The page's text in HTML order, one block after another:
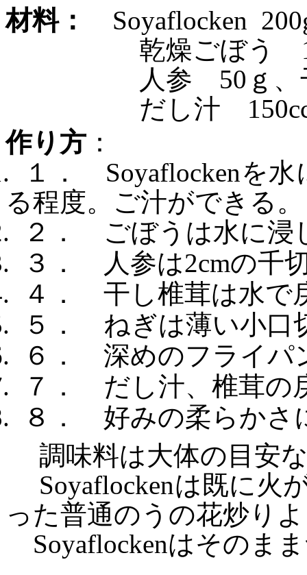
材料：
Soyaflocken
乾燥ごぼう
人参 50 ｇ
だし汁
作り方 ：
１． Soyaflockenを水
る程度。ご汁ができる。
２． ごぼうは水に浸
３． 人参は2cmの千
４． 干し椎茸は水で
５． ねぎは薄い小口
６． 深めのフライパ
７． だし汁、椎茸の
８． 好みの柔らかさ
調味料は大体の目安
Soyaflockenは既に火
った普通のうの花炒り
Soyaflockenはそのま